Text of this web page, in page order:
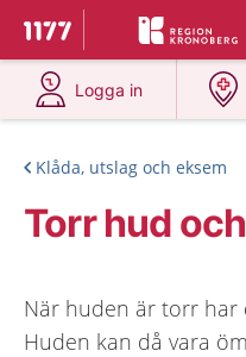
Till startsidan för 1177
Du har valt region
Logga in
på 1177.se
Klåda, utslag och eksem
Torr hud
När huden är torr har
Huden kan då vara